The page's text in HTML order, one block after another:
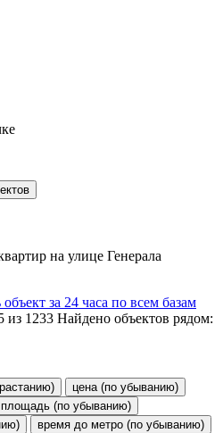
на улице Генерала
за 24 часа по всем базам
из 1233 Найдено объектов рядом:
цена (по убыванию)
площадь (по убыванию)
время до метро (по убыванию)